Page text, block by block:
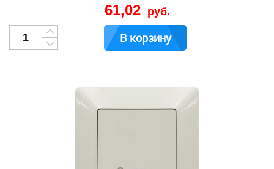
61,02 руб.
В корзину